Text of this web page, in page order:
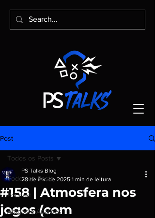
Post
Todos os Posts
Podcast
Artigos e Análises
Todos os Posts
#158 | Atmosfera nos
jogos (com
PS Talks Blog
28 de fev. de 2025 1 min de leitura